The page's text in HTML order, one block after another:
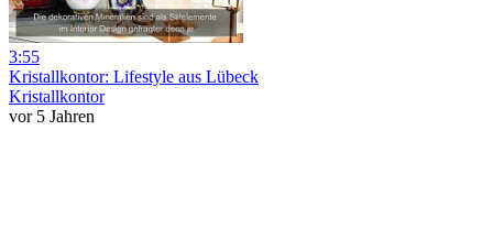
3:55
Kristallkontor: Lifestyle aus Lübeck
Kristallkontor
vor 5 Jahren